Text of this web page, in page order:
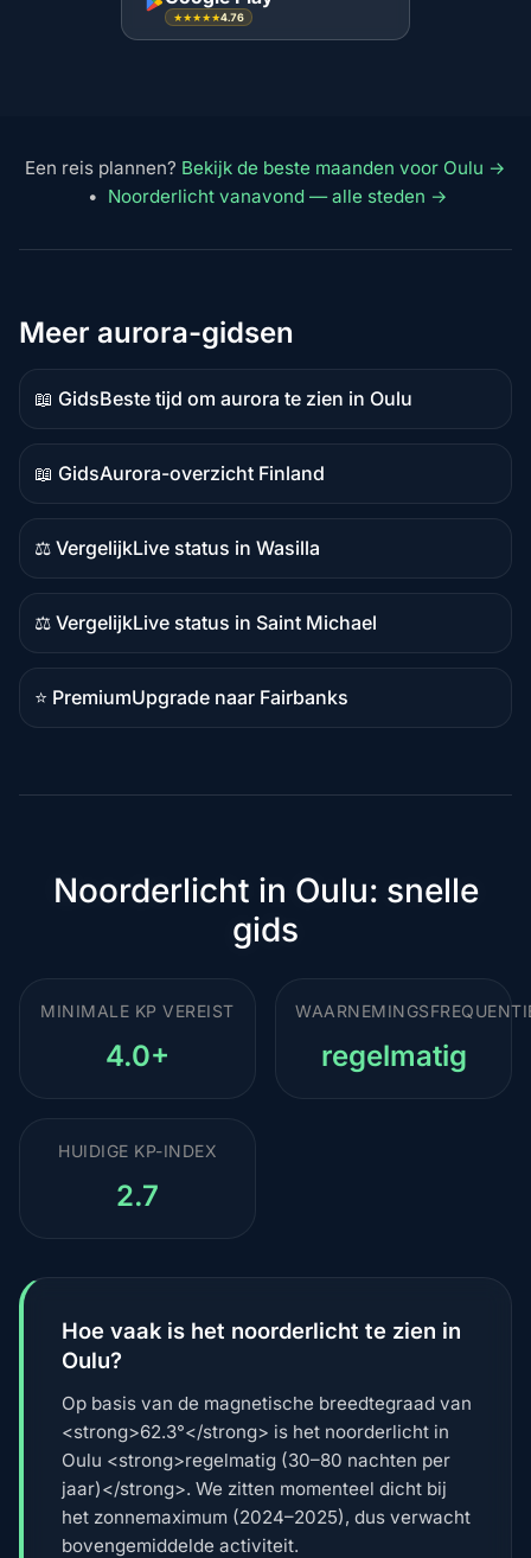
★★★★★4.76
Een reis plannen? Bekijk de beste maanden voor Oulu →
• Noorderlicht vanavond — alle steden →
Meer aurora-gidsen
📖 Gids
Gidsinhoud
Beste tijd om aurora te zien in Oulu
📖 Gids
Gidsinhoud
Aurora-overzicht Finland
⚖️ Vergelijk
Vergelijkingsinhoud
Live status in Wasilla
⚖️ Vergelijk
Vergelijkingsinhoud
Live status in Saint Michael
⭐ Premium
Premiumbestemming
Upgrade naar Fairbanks
Noorderlicht in Oulu: snelle
gids
MINIMALE KP VEREIST
4.0+ regelmatig
HUIDIGE KP-INDEX
2.7
Hoe vaak is het noorderlicht te zien in
Oulu?
Op basis van de magnetische breedtegraad van
<strong>62.3°</strong> is het noorderlicht in
Oulu <strong>regelmatig (30–80 nachten per
jaar)</strong>. We zitten momenteel dicht bij
het zonnemaximum (2024–2025), dus verwacht
bovengemiddelde activiteit.